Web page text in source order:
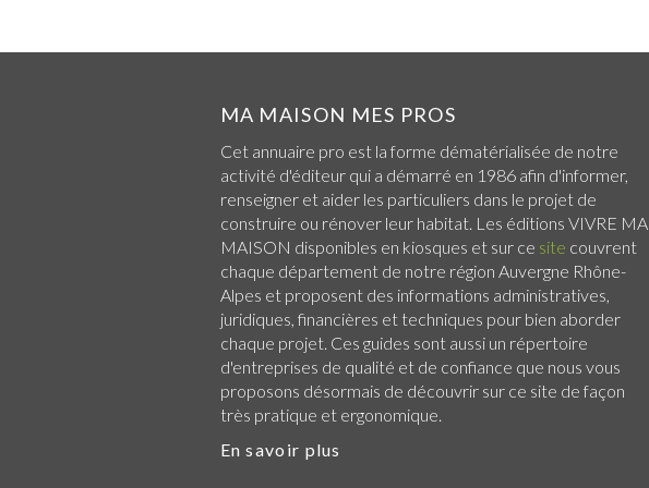
MA MAISON MES PROS
Cet annuaire pro est la forme dématérialisée de notre
activité d'éditeur qui a démarré en 1986 afin d'informer,
renseigner et aider les particuliers dans le projet de
construire ou rénover leur habitat. Les éditions VIVRE MA
MAISON disponibles en kiosques et sur ce site couvrent
chaque département de notre région Auvergne Rhône-
Alpes et proposent des informations administratives,
juridiques, financières et techniques pour bien aborder
chaque projet. Ces guides sont aussi un répertoire
d'entreprises de qualité et de confiance que nous vous
proposons désormais de découvrir sur ce site de façon
très pratique et ergonomique.
En savoir plus